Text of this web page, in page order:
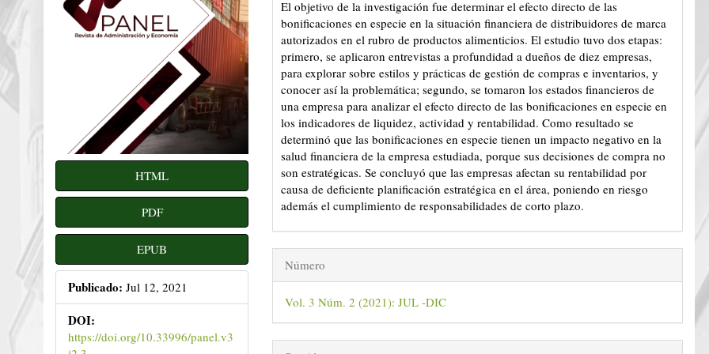
HTML
PDF
EPUB
Publicado: Jul 12, 2021
DOI:
https://doi.org/10.33996/panel.v3
El objetivo de la investigación fue determinar el efecto directo de las
bonificaciones en especie en la situación financiera de distribuidores de marca
autorizados en el rubro de productos alimenticios. El estudio tuvo dos etapas:
primero, se aplicaron entrevistas a profundidad a dueños de diez empresas,
para explorar sobre estilos y prácticas de gestión de compras e inventarios, y
conocer así la problemática; segundo, se tomaron los estados financieros de
una empresa para analizar el efecto directo de las bonificaciones en especie en
los indicadores de liquidez, actividad y rentabilidad. Como resultado se
determinó que las bonificaciones en especie tienen un impacto negativo en la
salud financiera de la empresa estudiada, porque sus decisiones de compra no
son estratégicas. Se concluyó que las empresas afectan su rentabilidad por
causa de deficiente planificación estratégica en el área, poniendo en riesgo
además el cumplimiento de responsabilidades de corto plazo.
Detalles
del
artículo
Número
Vol. 3 Núm. 2 (2021): JUL -DIC